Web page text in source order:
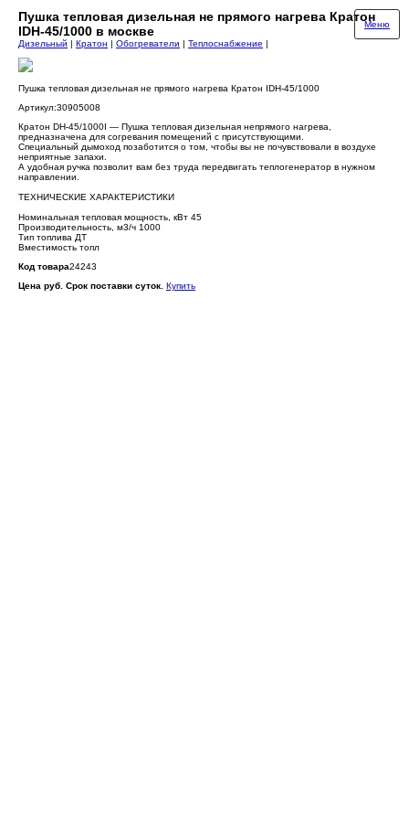
Пушка тепловая дизельная не прямого нагрева Кратон
IDH-45/1000 в москве
Меню
Дизельный | Кратон | Обогреватели | Теплоснабжение |
Пушка тепловая дизельная не прямого нагрева Кратон IDH-45/1000
Артикул:30905008
Кратон DH-45/1000I — Пушка тепловая дизельная непрямого нагрева,
предназначена для согревания помещений с присутствующими.
Специальный дымоход позаботится о том, чтобы вы не почувствовали в воздухе
неприятные запахи.
А удобная ручка позволит вам без труда передвигать теплогенератор в нужном
направлении.
ТЕХНИЧЕСКИЕ ХАРАКТЕРИСТИКИ
Номинальная тепловая мощность, кВт 45
Производительность, м3/ч 1000
Тип топлива ДТ
Вместимость топл
Код товара24243
Цена руб. Срок поставки суток. Купить